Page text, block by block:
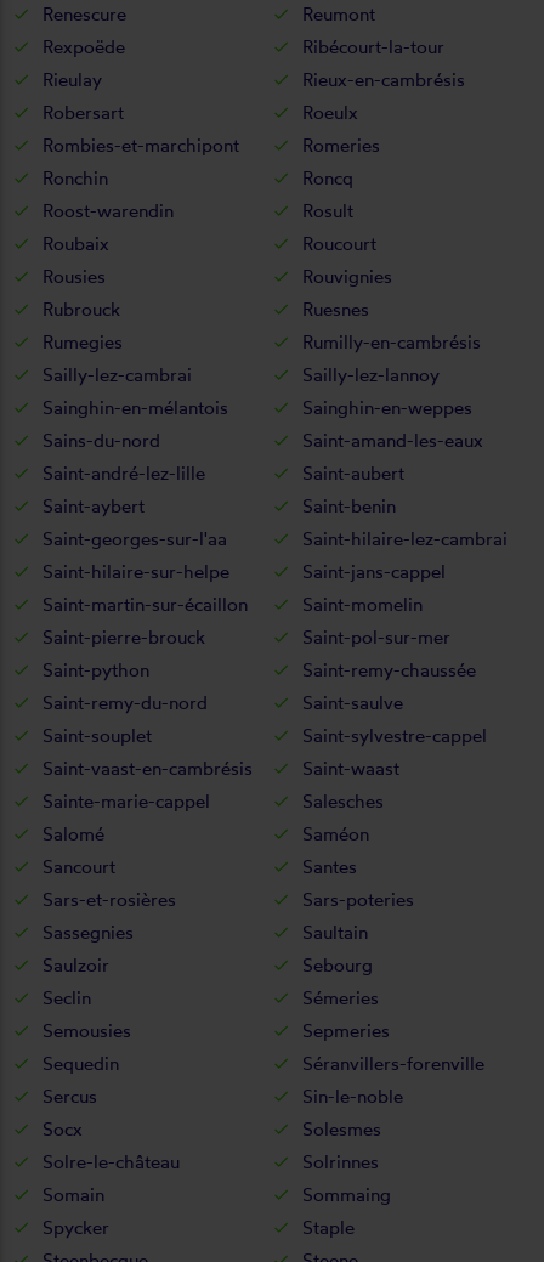
Renescure
Reumont
Rexpoëde
Ribécourt-la-tour
Rieulay
Rieux-en-cambrésis
Robersart
Roeulx
Rombies-et-marchipont
Romeries
Ronchin
Roncq
Roost-warendin
Rosult
Roubaix
Roucourt
Rousies
Rouvignies
Rubrouck
Ruesnes
Rumegies
Rumilly-en-cambrésis
Sailly-lez-cambrai
Sailly-lez-lannoy
Sainghin-en-mélantois
Sainghin-en-weppes
Sains-du-nord
Saint-amand-les-eaux
Saint-andré-lez-lille
Saint-aubert
Saint-aybert
Saint-benin
Saint-georges-sur-l'aa
Saint-hilaire-lez-cambrai
Saint-hilaire-sur-helpe
Saint-jans-cappel
Saint-martin-sur-écaillon
Saint-momelin
Saint-pierre-brouck
Saint-pol-sur-mer
Saint-python
Saint-remy-chaussée
Saint-remy-du-nord
Saint-saulve
Saint-souplet
Saint-sylvestre-cappel
Saint-vaast-en-cambrésis
Saint-waast
Sainte-marie-cappel
Salesches
Salomé
Saméon
Sancourt
Santes
Sars-et-rosières
Sars-poteries
Sassegnies
Saultain
Saulzoir
Sebourg
Seclin
Sémeries
Semousies
Sepmeries
Sequedin
Séranvillers-forenville
Sercus
Sin-le-noble
Socx
Solesmes
Solre-le-château
Solrinnes
Somain
Sommaing
Spycker
Staple